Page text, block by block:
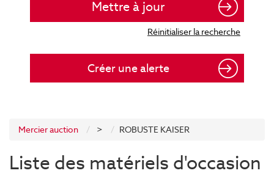
Créer une alerte
Mercier auction > ROBUSTE KAISER
Liste des matériels d'occasion